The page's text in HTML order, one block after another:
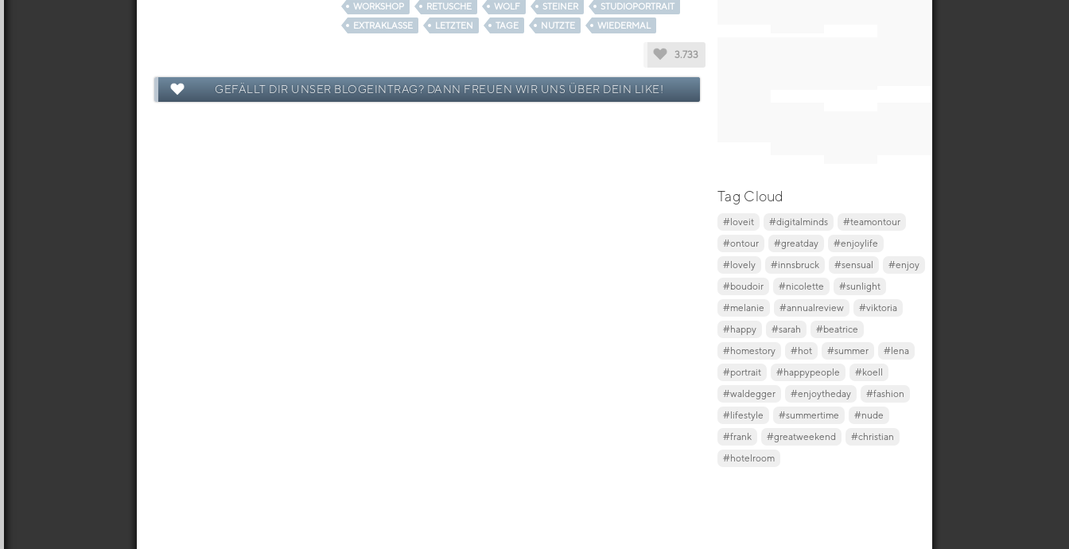
WORKSHOP RETUSCHE WOLF STEINER
STUDIOPORTRAIT
EXTRAKLASSE
LETZTEN TAGE NUTZTE WIEDERMAL
3.733
GEFÄLLT DIR UNSER BLOGEINTRAG? DANN FREUEN WIR UNS ÜBER DEIN LIKE!
Tag Cloud
#loveit #digitalminds
#teamontour
#ontour
#greatday
#enjoylife
#lovely
#innsbruck #sensual
#enjoy
#boudoir
#nicolette
#sunlight
#melanie
#annualreview
#viktoria
#happy
#sarah
#beatrice
#homestory
#hot #summer
#lena
#portrait
#happypeople
#koell
#waldegger
#enjoytheday
#fashion
#lifestyle
#summertime
#nude
#frank
#greatweekend
#christian
#hotelroom